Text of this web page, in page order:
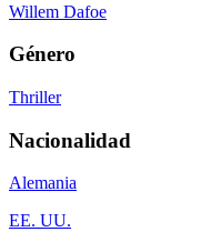
Willem Dafoe
Género
Thriller
Nacionalidad
Alemania
EE. UU.